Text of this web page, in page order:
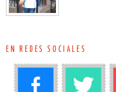
EN REDES SOCIALES